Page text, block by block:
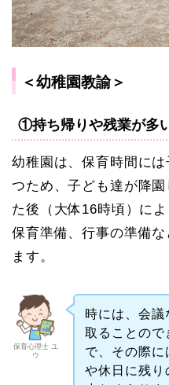
＜幼稚園教諭＞
①持ち帰りや残業が多
幼稚園は、保育時間に
つため、子ども達が降
た後（大体16時頃）に
保育準備、行事の準備
ます。
保育心理士 ユ
ウ
時には、会議
取ることので
で、その際に
や休日に残り